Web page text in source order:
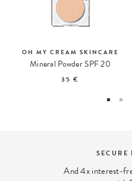
OH MY CREAM SKINCARE
Mineral Powder SPF 20
35 €
SECURE
And 4x interest-